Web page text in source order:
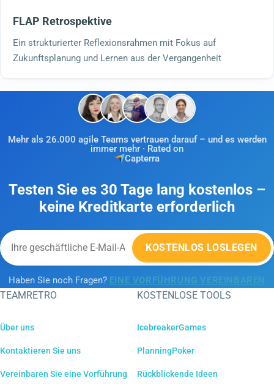
FLAP Retrospektive
Ein strukturierter Reflexionsrahmen mit Fokus auf
Zukunftsplanung und Lernen aus der Vergangenheit
Mehr als 26.000 agile Teams vertrauen darauf – und es werden
immer mehr · Rated on
Capterra
Testen Sie es 30 Tage lang kostenlos –
keine Kreditkarte erforderlich
KOSTENLOS LOSLEGEN
Haben Sie noch Fragen? EINE VORFÜHRUNG VEREINBAREN
TEAMRETRO
Über uns
Kontaktieren Sie uns
Vereinbaren Sie eine Vorführung
KOSTENLOSE TOOLS
IcebreakerGames
PlanningPoker
Rückblickende Ideen